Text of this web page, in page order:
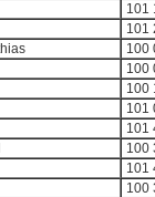
101
101
100
100
100
101
101
100
101
100